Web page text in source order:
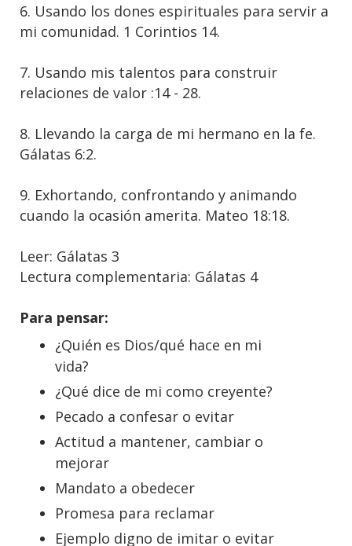
6. Usando los dones espirituales para servir a
mi comunidad. 1 Corintios 14.
7. Usando mis talentos para construir
relaciones de valor :14 - 28.
8. Llevando la carga de mi hermano en la fe.
Gálatas 6:2.
9. Exhortando, confrontando y animando
cuando la ocasión amerita. Mateo 18:18.
Leer: Gálatas 3
Lectura complementaria: Gálatas 4
Para pensar:
¿Quién es Dios/qué hace en mi
vida?
¿Qué dice de mi como creyente?
Pecado a confesar o evitar
Actitud a mantener, cambiar o
mejorar
Mandato a obedecer
Promesa para reclamar
Ejemplo digno de imitar o evitar